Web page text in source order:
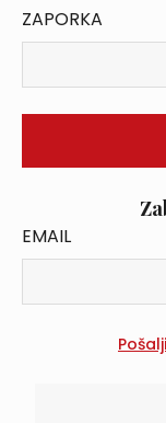
ZAPORKA
EMAIL